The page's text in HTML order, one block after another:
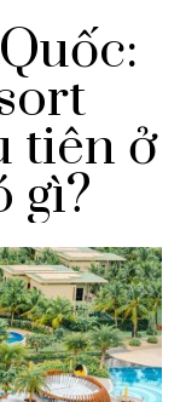
tiên ở
gì?